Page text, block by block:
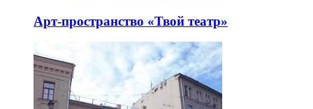
Арт-пространство «Твой театр»